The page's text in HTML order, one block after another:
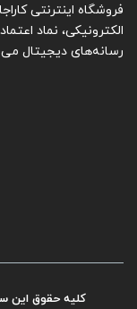
فروشگاه اینترنتی
الکترونیکی، نماد
رسانه‌های دیجیتال
کلیه حقوق این